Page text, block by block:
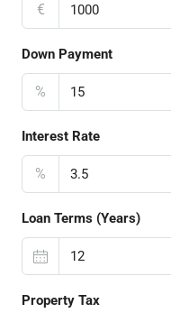
€
Down Payment
%
Interest Rate
%
Loan Terms (Years)
Property Tax